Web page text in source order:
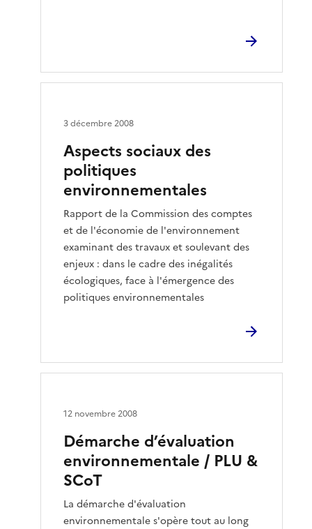
Aspects sociaux des
politiques
environnementales
Rapport de la Commission des comptes
et de l'économie de l'environnement
examinant des travaux et soulevant des
enjeux : dans le cadre des inégalités
écologiques, face à l'émergence des
politiques environnementales
3 décembre 2008
Démarche d’évaluation
environnementale / PLU &
SCoT
La démarche d'évaluation
environnementale s'opère tout au long
12 novembre 2008